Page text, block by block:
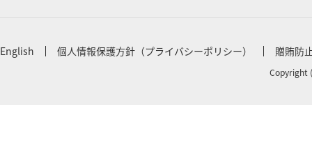
English 個人情報保護方針（プライバシーポリシー） 贈賄防
Copyright